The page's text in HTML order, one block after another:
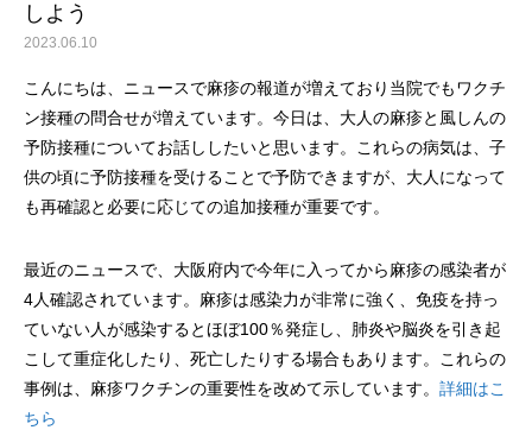
しよう
2023.06.10
こんにちは、ニュースで麻疹の報道が増えており当院でもワクチ
ン接種の問合せが増えています。今日は、大人の麻疹と風しんの
予防接種についてお話ししたいと思います。これらの病気は、子
供の頃に予防接種を受けることで予防できますが、大人になって
も再確認と必要に応じての追加接種が重要です。
最近のニュースで、大阪府内で今年に入ってから麻疹の感染者が
4人確認されています。麻疹は感染力が非常に強く、免疫を持っ
ていない人が感染するとほぼ100％発症し、肺炎や脳炎を引き起
こして重症化したり、死亡したりする場合もあります。これらの
事例は、麻疹ワクチンの重要性を改めて示しています。 詳細はこ
ちら